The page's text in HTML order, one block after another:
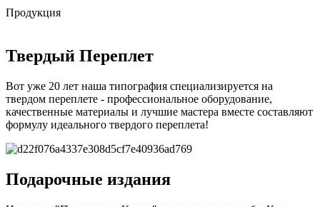
Продукция
Твердый Переплет
Вот уже 20 лет наша типография специализируется на
твердом переплете - профессиональное оборудование,
качественные материалы и лучшие мастера вместе составляют
формулу идеального твердого переплета!
Подарочные издания